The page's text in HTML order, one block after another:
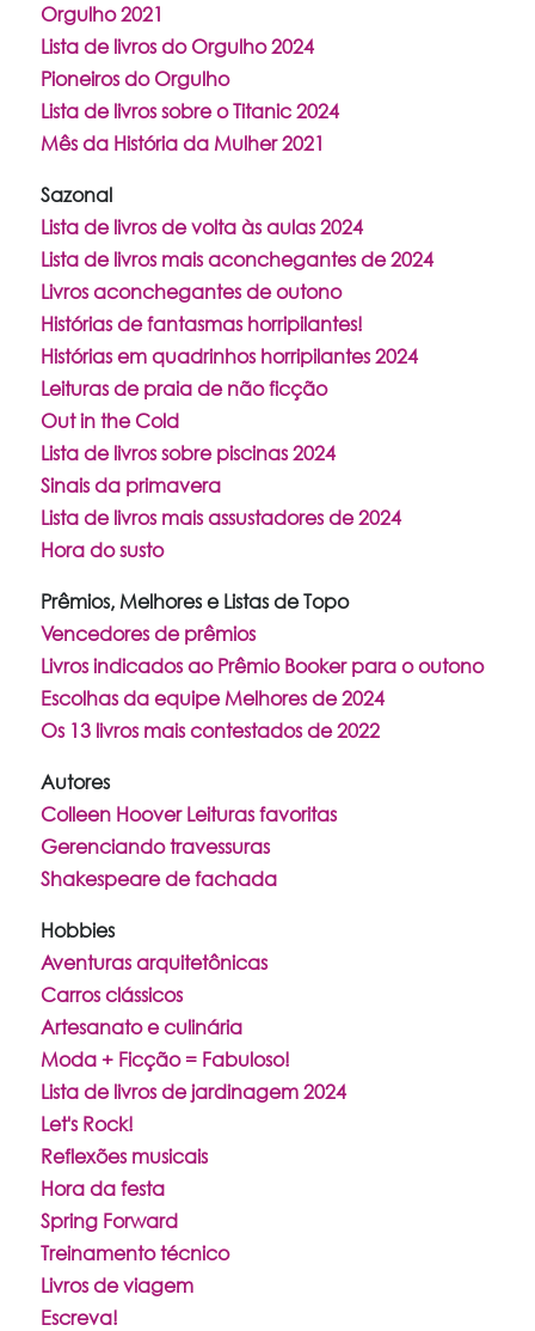
Orgulho 2021
Lista de livros do Orgulho 2024
Pioneiros do Orgulho
Lista de livros sobre o Titanic 2024
Mês da História da Mulher 2021
Sazonal
Lista de livros de volta às aulas 2024
Lista de livros mais aconchegantes de 2024
Livros aconchegantes de outono
Histórias de fantasmas horripilantes!
Histórias em quadrinhos horripilantes 2024
Leituras de praia de não ficção
Out in the Cold
Lista de livros sobre piscinas 2024
Sinais da primavera
Lista de livros mais assustadores de 2024
Hora do susto
Prêmios, Melhores e Listas de Topo
Vencedores de prêmios
Livros indicados ao Prêmio Booker para o outono
Escolhas da equipe Melhores de 2024
Os 13 livros mais contestados de 2022
Autores
Colleen Hoover Leituras favoritas
Gerenciando travessuras
Shakespeare de fachada
Hobbies
Aventuras arquitetônicas
Carros clássicos
Artesanato e culinária
Moda + Ficção = Fabuloso!
Lista de livros de jardinagem 2024
Let's Rock!
Reflexões musicais
Hora da festa
Spring Forward
Treinamento técnico
Livros de viagem
Escreva!